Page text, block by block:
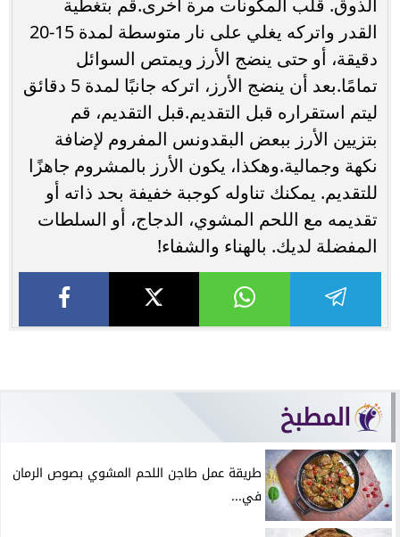
القدر واتركه يغلي على نار متوسطة لمدة 15-20
دقيقة، أو حتى ينضج الأرز ويمتص السوائل
تمامًا.بعد أن ينضج الأرز، اتركه جانبًا لمدة 5 دقائق
ليتم استقراره قبل التقديم.قبل التقديم، قم
بتزيين الأرز ببعض البقدونس المفروم لإضافة
نكهة وجمالية.وهكذا، يكون الأرز بالمشروم جاهزًا
للتقديم. يمكنك تناوله كوجبة خفيفة بحد ذاته أو
تقديمه مع اللحم المشوي، الدجاج، أو السلطات
المفضلة لديك. بالهناء والشفاء!
المطبخ
طريقة عمل طاجن اللحم المشوي بصوص الرمان
في...